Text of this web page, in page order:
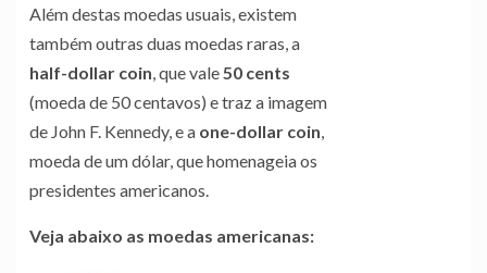
Além destas moedas usuais, existem
também outras duas moedas raras, a
half-dollar coin, que vale50 cents
(moeda de 50 centavos) e traz a imagem
de John F. Kennedy, e a one-dollar coin,
moeda de um dólar, que homenageia os
presidentes americanos.
Veja abaixo as moedas americanas: